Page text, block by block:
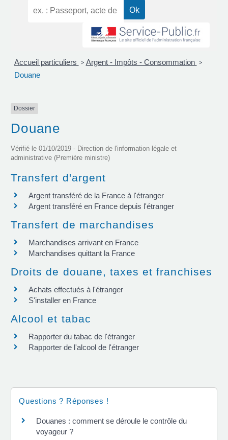
Accueil particuliers > Argent - Impôts - Consommation >
Douane
Dossier
Douane
Vérifié le 01/10/2019 - Direction de l'information légale et
administrative (Première ministre)
Transfert d'argent
Argent transféré de la France à l'étranger
Argent transféré en France depuis l'étranger
Transfert de marchandises
Marchandises arrivant en France
Marchandises quittant la France
Droits de douane, taxes et franchises
Achats effectués à l'étranger
S'installer en France
Alcool et tabac
Rapporter du tabac de l'étranger
Rapporter de l'alcool de l'étranger
Questions ? Réponses !
Douanes : comment se déroule le contrôle du
voyageur ?